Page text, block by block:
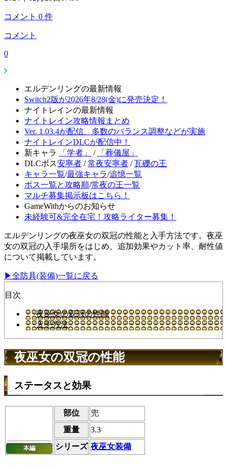
コメント 0 件
コメント
0
エルデンリングの最新情報
Switch2版が2026年8/28(金)に発売決定！
ナイトレインの最新情報
ナイトレイン攻略情報まとめ
Ver. 1.03.4が配信、多数のバランス調整などが実施
ナイトレインDLCが配信中！
新キャラ
「学者」 /
「葬儀屋」
DLCボス安寧者 /常夜安寧者 /瓦礫の王
キャラ一覧/最強キャラ/追憶一覧
ボス一覧と攻略順/常夜の王一覧
マルチ募集掲示板はこちら！
GameWithからのお知らせ
未経験可&完全在宅！攻略ライター募集！
エルデンリングの夜巫女の双冠の性能と入手方法です。夜巫
女の双冠の入手場所をはじめ、追加効果やカット率、耐性値
について掲載しています。
▶全防具(装備)一覧に戻る
目次
夜巫女の双冠の性能
入手方法
夜巫女の双冠の性能
ステータスと効果
本編
部位
兜
重量
3.3
シリーズ 夜巫女装備